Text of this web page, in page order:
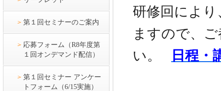
第１回セミナーのご案内
応募フォーム（R8年度第
１回オンデマンド配信）
第１回セミナー アンケー
トフォーム（6/15実施）
研修回によ
ますので、
い。
日程・